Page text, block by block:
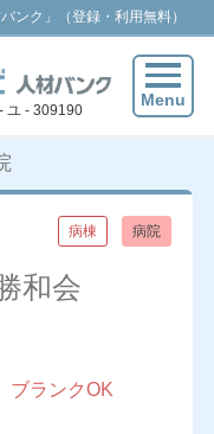
ンク」（登録・利用無料）
ユ - 309190
Menu
病棟 病院
和会
ランクOK